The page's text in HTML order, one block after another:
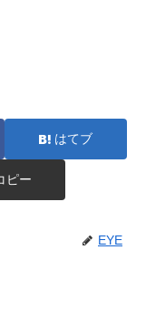
はてブ
ピー
EYE